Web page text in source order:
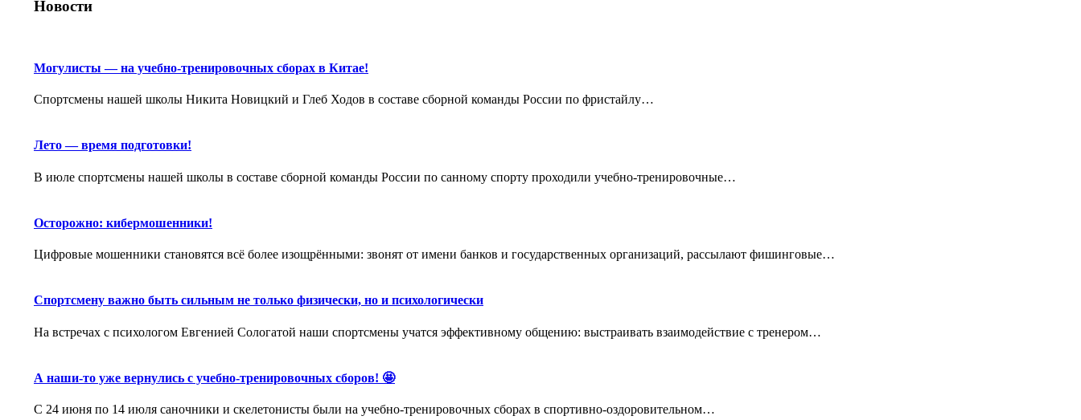
Новости
Могулисты — на учебно-тренировочных сборах в Китае!
Спортсмены нашей школы Никита Новицкий и Глеб Ходов в составе сборной команды России по фристайлу…
Лето — время подготовки!
В июле спортсмены нашей школы в составе сборной команды России по санному спорту проходили учебно-тренировочные…
Осторожно: кибермошенники!
Цифровые мошенники становятся всё более изощрёнными: звонят от имени банков и государственных организаций, рассылают фишинговые…
Спортсмену важно быть сильным не только физически, но и психологически
На встречах с психологом Евгенией Сологатой наши спортсмены учатся эффективному общению: выстраивать взаимодействие с тренером…
А наши-то уже вернулись с учебно-тренировочных сборов! 🤩
С 24 июня по 14 июля саночники и скелетонисты были на учебно-тренировочных сборах в спортивно-оздоровительном…